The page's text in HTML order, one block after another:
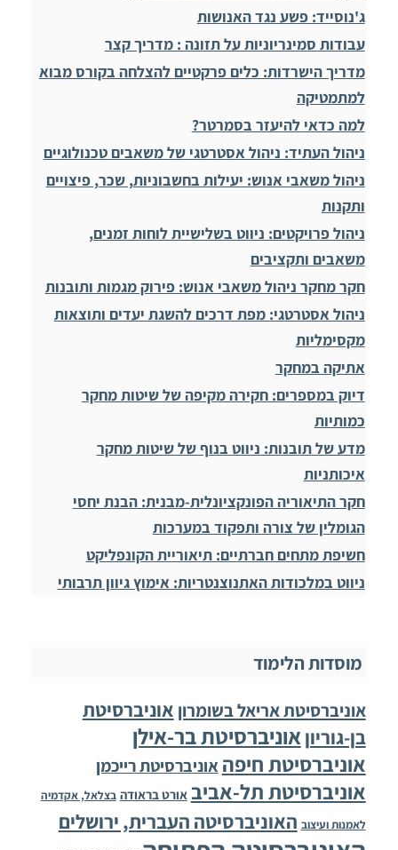
ג'נוסייד: פשע נגד האנושות
עבודות סמינריוניות על תזונה : מדריך קצר
מדריך הישרדות: כלים פרקטיים להצלחה בקורס מבוא
למתמטיקה
למה כדאי להיעזר בסמרטר?
ניהול העתיד: ניהול אסטרטגי של משאבים טכנולוגיים
ניהול משאבי אנוש: יעילות בחשבוניות, שכר, פיצויים
ותקנות
ניהול פרויקטים: ניווט בשלישיית לוחות זמנים,
משאבים ותקציבים
חקר מחקר ניהול משאבי אנוש: פירוק מגמות ותובנות
ניהול אסטרטגי: מפת דרכים להשגת יעדים ותוצאות
מקסימליות
אתיקה במחקר
דיוק במספרים: חקירה מקיפה של שיטות מחקר
כמותיות
מדע של תובנות: ניווט בנוף של שיטות מחקר
איכותניות
חקר התיאוריה הפונקציונלית-מבנית: הבנת יחסי
הגומלין של צורה ותפקוד במערכות
חשיפת מתחים חברתיים: תיאוריית הקונפליקט
ניווט במלכודות האתנוצנטריות: אימוץ גיוון תרבותי
מוסדות הלימוד
אוניברסיטת אריאל בשומרון אוניברסיטת
בן-גוריוןאוניברסיטת בר-אילן
אוניברסיטת חיפה אוניברסיטת רייכמן
אוניברסיטת תל-אביב אורט בראודה בצלאל, אקדמיה
לאמנות ועיצוב האוניברסיטה העברית, ירושלים